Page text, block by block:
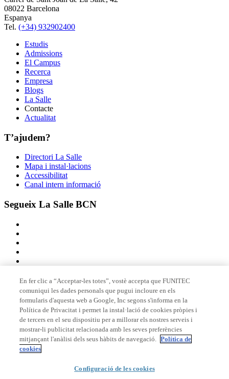
08022 Barcelona
Espanya
Tel. (+34) 932902400
Estudis
Admissions
El Campus
Recerca
Empresa
Blogs
La Salle
Contacte
Actualitat
T’ajudem?
Directori La Salle
Mapa i instal·lacions
Accessibilitat
Canal intern informació
Segueix La Salle BCN
Membre de
Acreditacions
© 2026 La Salle Campus Barcelona - URL |Avís legal
En fer clic a “Acceptar-les totes”, vostè accepta que FUNITEC
comuniqui les dades personals que pugui incloure en els
formularis d'aquesta web a Google, Inc segons s'informa en la
Política de Privacitat i permet la instal·lació de cookies pròpies i
de tercers en el seu dispositiu per a millorar els nostres serveis i
mostrar-li publicitat relacionada amb les seves preferències
mitjançant l'anàlisi dels seus hàbits de navegació. Política de
cookies
Configuració de les cookies